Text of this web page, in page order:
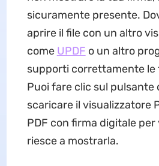
sicuramente presente.
aprire il file con un altro
come UPDF o un altro
supporti correttamente le
Puoi fare clic sul pulsante
scaricare il visualizzatore
PDF con firma digitale
riesce a mostrarla.